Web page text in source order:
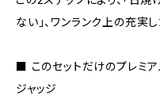
ない」、ワンランク上の充実
■ このセットだけのプレミ
ジャッジ